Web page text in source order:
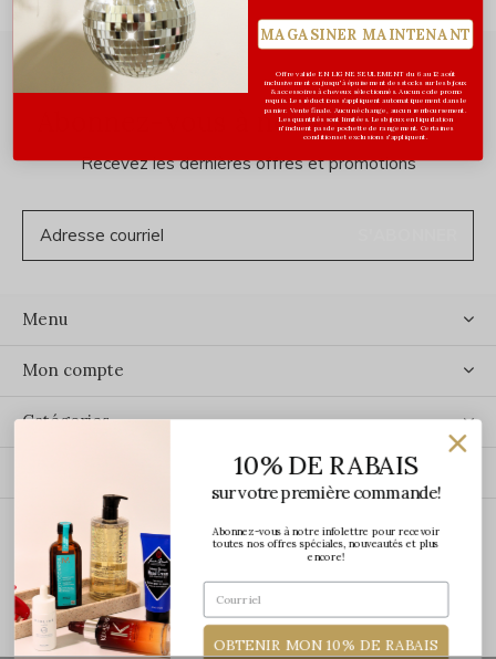
Abonnez-vous à notre infolettre
Recevez les dernières offres et promotions
Menu
Mon compte
Catégories
ÉCRIVEZ-NOUS
MAGASINER MAINTENANT
Offre valide EN LIGNE SEULEMENT du 6 au 12 août
inclusivement ou jusqu'à épuisement des stocks sur les bijoux
& accessoires à cheveux sélectionnés. Aucun code promo
requis. Les réductions s’appliquent automatiquement dans le
panier. Vente finale. Aucun échange, aucun remboursement.
Les quantités sont limitées. Les bijoux en liquidation
n'incluent pas de pochette de rangement. Certaines
conditions et exclusions s'appliquent.
10% DE RABAIS
sur votre première commande!
Abonnez-vous à notre infolettre pour recevoir
toutes nos offres spéciales, nouveautés et plus
encore!
OBTENIR MON 10% DE RABAIS